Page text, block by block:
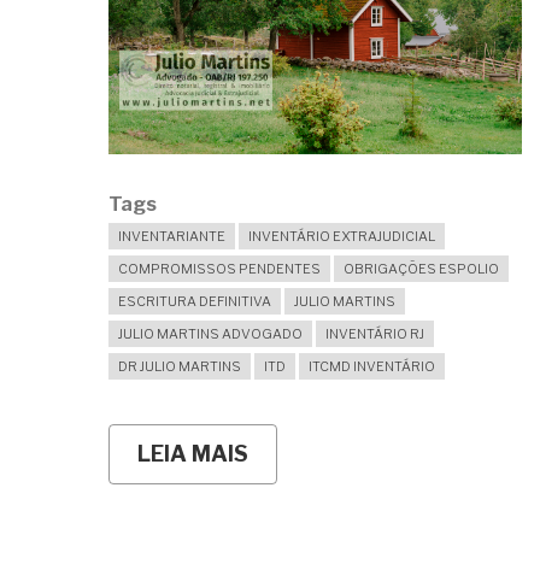
Tags
INVENTARIANTE
INVENTÁRIO EXTRAJUDICIAL
COMPROMISSOS PENDENTES
OBRIGAÇÕES ESPOLIO
ESCRITURA DEFINITIVA
JULIO MARTINS
JULIO MARTINS ADVOGADO
INVENTÁRIO RJ
DR JULIO MARTINS
ITD ITCMD INVENTÁRIO
LEIA MAIS